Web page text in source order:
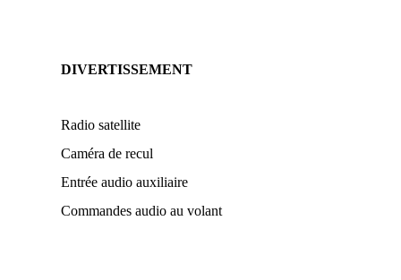
DIVERTISSEMENT
Radio satellite
Caméra de recul
Entrée audio auxiliaire
Commandes audio au volant